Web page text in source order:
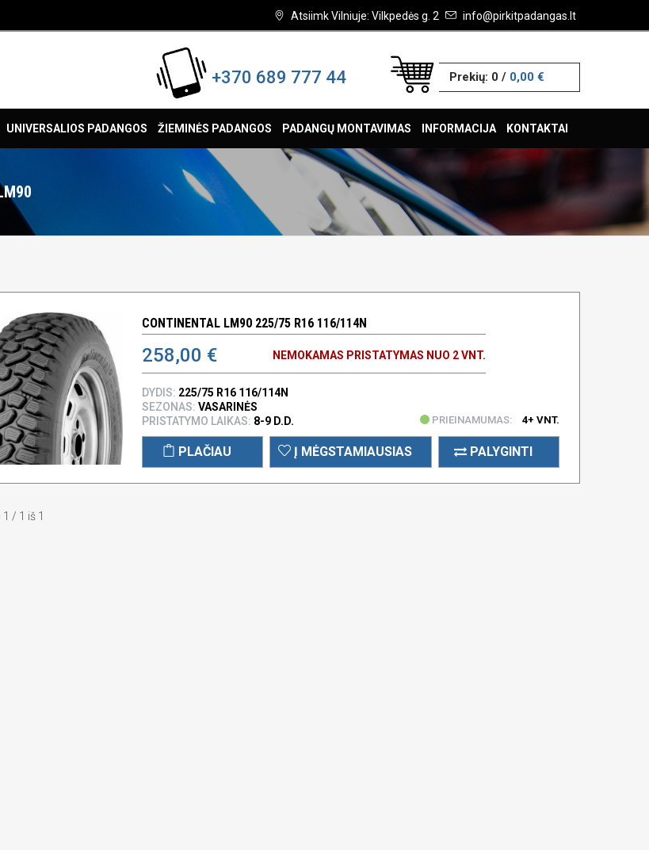
Atsiimk Vilniuje: Vilkpedės g. 2 info@pirkitpadangas.lt
+370 689 777 44 Prekių: 0/ 0,00 €
UNIVERSALIOS PADANGOS ŽIEMINĖS PADANGOS PADANGŲ MONTAVIMAS INFORMACIJA KONTAKTAI
CONTINENTAL LM90 225/75 R16 116/114N
258,00 € NEMOKAMAS PRISTATYMAS NUO 2 VNT.
DYDIS: 225/75 R16 116/114N
SEZONAS: VASARINĖS
PRISTATYMO LAIKAS: 8-9 D.D. PRIEINAMUMAS: 4+ VNT.
PLAČIAU Į MĖGSTAMIAUSIAS PALYGINTI
/ 1 iš 1